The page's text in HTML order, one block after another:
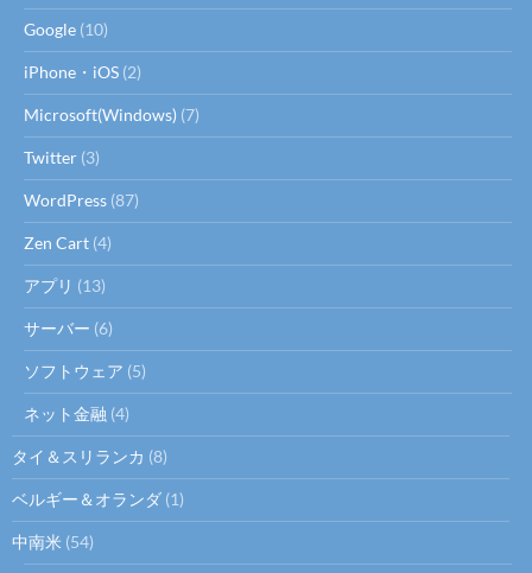
Google (10)
iPhone・iOS (2)
Microsoft(Windows) (7)
Twitter (3)
WordPress (87)
Zen Cart (4)
アプリ (13)
サーバー (6)
ソフトウェア (5)
ネット金融 (4)
タイ＆スリランカ (8)
ベルギー＆オランダ (1)
中南米 (54)